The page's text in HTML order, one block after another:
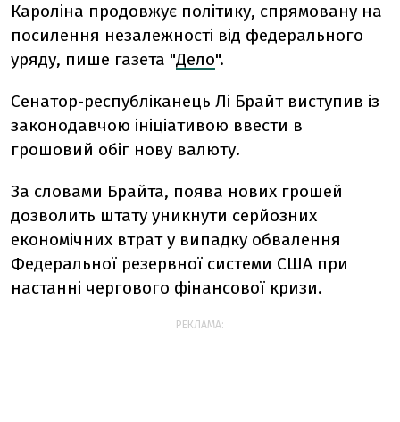
Кароліна продовжує політику, спрямовану на
посилення незалежності від федерального
уряду, пише газета "Дело".
Сенатор-республіканець Лі Брайт виступив із
законодавчою ініціативою ввести в
грошовий обіг нову валюту.
За словами Брайта, поява нових грошей
дозволить штату уникнути серйозних
економічних втрат у випадку обвалення
Федеральної резервної системи США при
настанні чергового фінансової кризи.
РЕКЛАМА: